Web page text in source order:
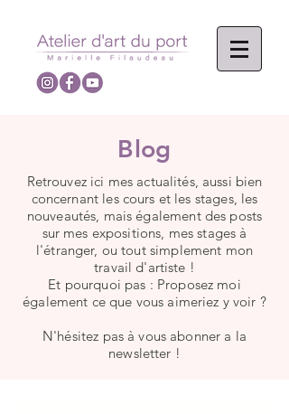
Blog
Retrouvez ici mes actualités, aussi bien
concernant les cours et les stages, les
nouveautés, mais également des posts
sur mes expositions, mes stages à
l'étranger, ou tout simplement mon
travail d'artiste !
Et pourquoi pas : Proposez moi
également ce que vous aimeriez y voir ?
N'hésitez pas à vous abonner a la
newsletter !